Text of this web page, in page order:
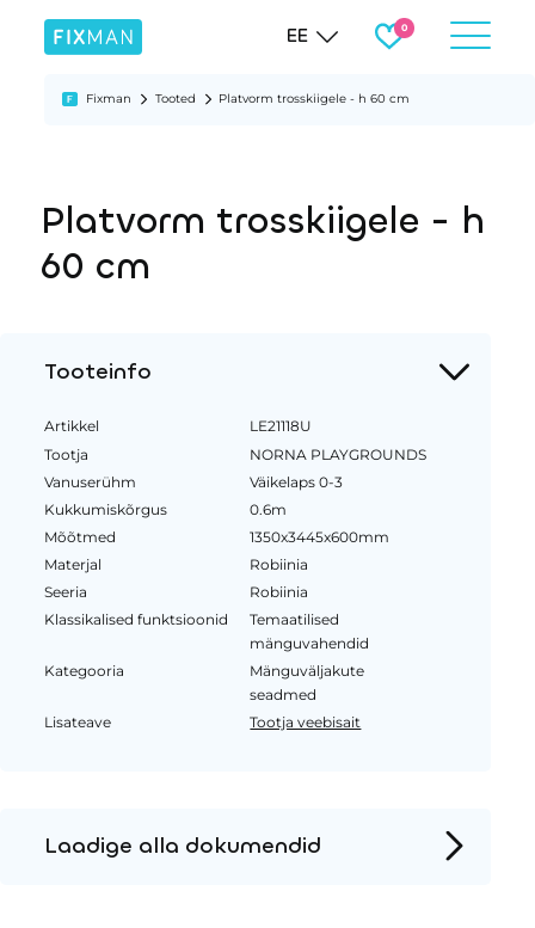
EE
Fixman Tooted Platvorm trosskiigele - h 60 cm
Platvorm trosskiigele - h
60 cm
Tooteinfo
Artikkel
LE21118U
Tootja
NORNA PLAYGROUNDS
Vanuserühm
Väikelaps 0-3
Kukkumiskõrgus
0.6m
Mõõtmed
1350x3445x600mm
Materjal
Robiinia
Seeria
Robiinia
Klassikalised funktsioonid
Temaatilised
mänguvahendid
Kategooria
Mänguväljakute
seadmed
Lisateave
Tootja veebisait
Laadige alla dokumendid